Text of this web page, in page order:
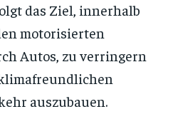
das Ziel, innerhalb
motorisierten
Autos, zu verringern
auszubauen.